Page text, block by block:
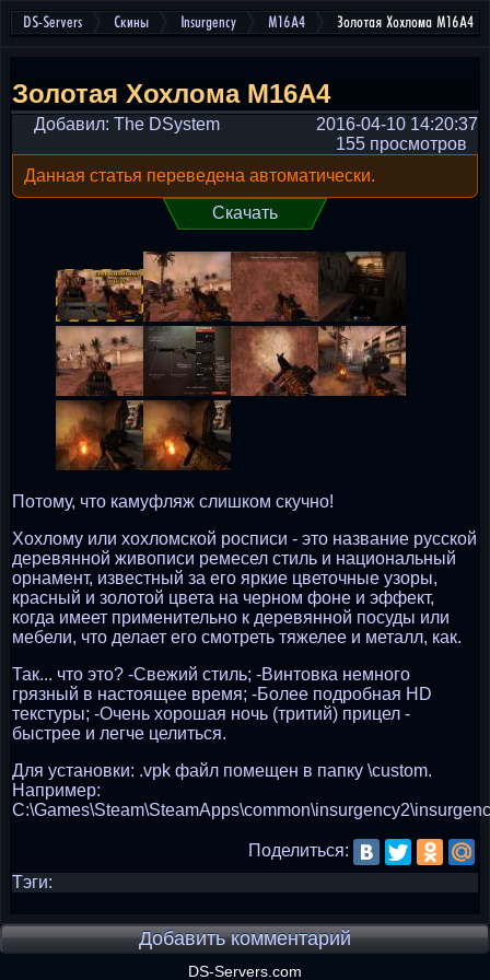
DS-Servers Скины Insurgency M16A4 Золотая Хохлома M16A4
Золотая Хохлома M16A4
Добавил: The DSystem
2016-04-10 14:20:37
155 просмотров
Данная статья переведена автоматически.
Скачать
Потому, что камуфляж слишком скучно!
Хохлому или хохломской росписи - это название русской
деревянной живописи ремесел стиль и национальный
орнамент, известный за его яркие цветочные узоры,
красный и золотой цвета на черном фоне и эффект,
когда имеет применительно к деревянной посуды или
мебели, что делает его смотреть тяжелее и металл, как.
Так... что это? -Свежий стиль; -Винтовка немного
грязный в настоящее время; -Более подробная HD
текстуры; -Очень хорошая ночь (тритий) прицел -
быстрее и легче целиться.
Для установки: .vpk файл помещен в папку \custom.
Например:
Поделиться:
Тэги:
Добавить комментарий
DS-Servers.com